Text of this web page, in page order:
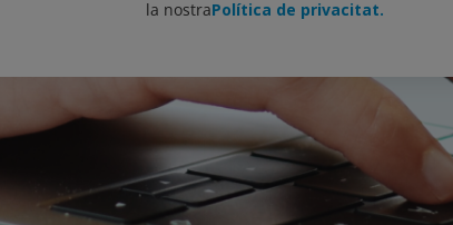
la nostraPolítica de privacitat.